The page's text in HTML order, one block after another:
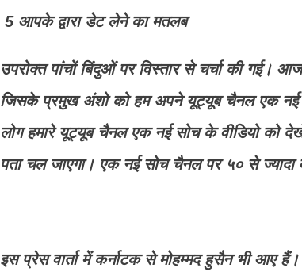
5 आपके द्वारा डेट लेने का मतलब
उपरोक्त पांचों बिंदुओं पर विस्तार से चर्चा की गई। आज
जिसके प्रमुख अंशो को हम अपने यूट्यूब चैनल एक
लोग हमारे यूट्यूब चैनल एक नई सोच के वीडियो को
पता चल जाएगा। एक नई सोच चैनल पर ५० से ज्यादा
इस प्रेस वार्ता में कर्नाटक से मोहम्मद हुसैन भी आए